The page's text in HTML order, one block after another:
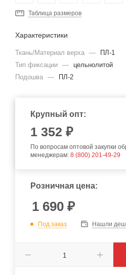
Таблица размеров
Характеристики
Ткань/Материал верха —
ПЛ-1
Тип фиксации —
цельнолитой
Подошва — ПЛ-2
Крупный опт:
1 352 ₽
По вопросам оптовой закупки
менеджерам: 8 (800) 201-49-29
Розничная цена:
1 690 ₽
Под заказ Нашли